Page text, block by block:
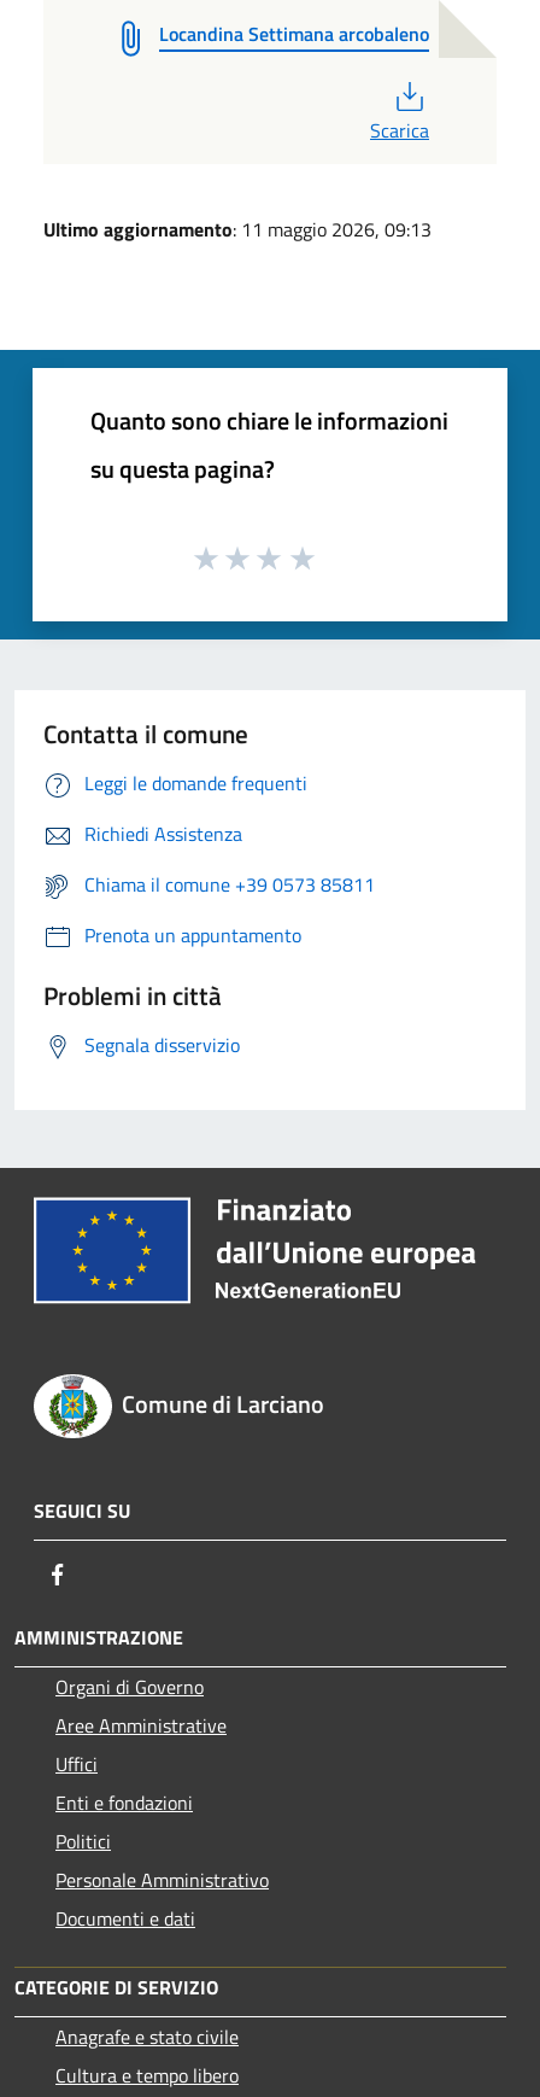
Locandina Settimana arcobaleno
Scarica
Ultimo aggiornamento: 11 maggio 2026, 09:13
Quanto sono chiare le informazioni
su questa pagina?
Contatta il comune
Leggi le domande frequenti
Richiedi Assistenza
Chiama il comune +39 0573 85811
Prenota un appuntamento
Problemi in città
Segnala disservizio
Comune di Larciano
SEGUICI SU
AMMINISTRAZIONE
Organi di Governo
Aree Amministrative
Uffici
Enti e fondazioni
Politici
Personale Amministrativo
Documenti e dati
CATEGORIE DI SERVIZIO
Anagrafe e stato civile
Cultura e tempo libero